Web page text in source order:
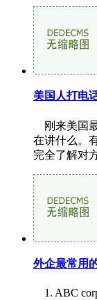
美国人打电
刚来美国
在讲什么。
完全了解对
外企最常用
1. ABC